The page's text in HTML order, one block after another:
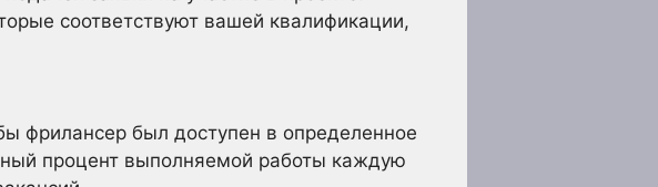
соответствуют вашей квалификации,
фрилансер был доступен в определенное
процент выполняемой работы каждую